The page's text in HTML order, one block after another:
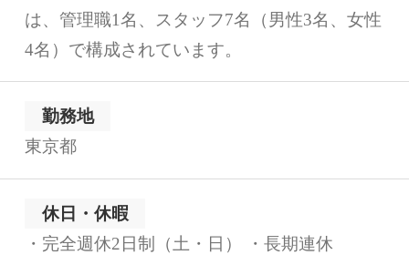
は、管理職1名、スタッフ7名（男性3名、女性
4名）で構成されています。
勤務地
東京都
休日・休暇
・完全週休2日制（土・日） ・長期連休